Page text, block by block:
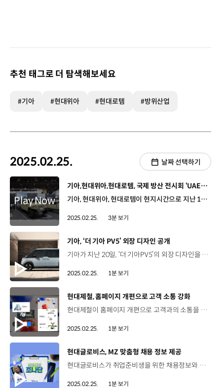
추천 태그로 더 탐색해보세요
#기아 #현대위아 #현대로템 #방위산업
2025.02.25. 날짜 선택하기
[동영상]
기아,현대위아,현대로템, 국제 방산 전시회 ‘UAE IDEX 2025’ 참가
기아, 현대위아, 현대로템이 현지시간으로 지난 17일부터 21일까지 UAE 아부다비에서 개최된 국제 방산 전시회, ‘IDEX 2025’에 참가해 K-방산 기술을 전 세계에 알렸습니다. IDEX는 전 세계 65개국 1,350여 개의 업체들이 참가하는 아프리카, 중동 지역 최대 규모의 국제 방산 전시회인데요. 기아는 이번 전시회에서 프레임과 엔진 등으로만 구성돼 특화된 사용 목적에 따라 다양한 형태로 제작할 수 있는 중형표준차 보닛형 베어샤시와 수심 760mm 하천 도섭, 60% 종경사 및 40% 횡경사 주행, 영하 32도에서의 시동 능력 등을 바탕으로, 다양한 환경에서 군의 안전한 이동을 돕는 소형전술차 2인승 카고를 전시했습니다. 뿐만 아니라 아중동 맞춤형 사양을 갖춘 ‘타스만’도 함께 공개했는데요, IDEX 2025 전용 쇼카 타스만에는 사막색 무광 도장, 스노클, 프론트 범퍼 불바 등 아중동 고객들의 니즈를 바탕으로 한 여러 특수사양이 적용됐습니다. 현대위아는 이번 전시회에서 무게를 줄여 기동성을 높인 기동형 화포체계를 대거 공개했습니다. ‘경량화 105㎜ 자주포’는 기존 자주포보다 긴 약 14㎞의 최대 사거리를 지녔으며, 대형 기동 헬기를 통한 공중 수송도 가능합니다. 현대위아는 이외에도 차량탑재형 81㎜ 박격포, 차량탑재형 대 드론 통합방어 체계(ADS), 원격사격무기통제체계(RCWS) 등을 선보였습니다. 현대로템은 이번 전시회에서 사막 기후와 지형에 특화된 중동형 K2 전차와 국산 파워팩 실물을 동시에 선보였습니다. 먼저, 중동형 K2 전차는 고온의 극한 환경에서도 운용이 가능하도록 개량된 것이 특징인데요, 엔진 냉각성능 향상 뿐만 아니라 적의 대전차 미사일 등을 탐지하고 추적한 뒤 대응탄을 발사해 파괴시키는 ‘하드킬 능동파괴장치(APS)’를 탑재하는 등 현지 맞춤 사양이 적용됐습니다. 또한, 4세대 다목적 무인차량 ‘HR-셰르파’와 장애물개척전차, 30t급 차륜형장갑차 등이 함께 전시됐습니다. 기아, 현대위아, 현대로템은 앞으로도 K-방산의 우수한 역량과 기술력을 알리고 국가 안보에 기여할 계획입니다.
2025.02.25. 3분 보기
[동영상]
기아, ‘더 기아 PV5’ 외장 디자인 공개
기아가 지난 20일, ‘더 기아PV5’의 외장 디자인을 공개했습니다. PV5는 공간에 대한 새로운 개념을 제시할 기아 브랜드 최초의 전용 PBV로, 미래지향적이면서 강인한 이미지를 기반으로 견고함, 대담함, 다재다능함이 느껴지는 외관이 특징입니다. PV5는 다양한 사용성을 고려한 패신저(Passenger), 비즈니스에 최적화된 카고(Cargo), 고객의 세분화된 요구사항에 대응하는 컨버전(Conversion) 모델로 운영되는데요. 기아는 PV5를 고객 니즈에 맞는 혁신적인 솔루션을 제공하기 위해 다양한 모델로 운영하고 보다 효율적인 차량 내 경험을 제공해 갈 계획입니다.
2025.02.25. 1분 보기
[동영상]
현대제철, 홈페이지 개편으로 고객 소통 강화
현대제철이 홈페이지 개편으로 고객과의 소통을 더욱 강화합니다. 현대제철은 새로운 홈페이지에 현대제철의 70년 역사와 혁신성, 미래 비전 등을 담았는데요. 단순화된 메뉴 구조와 직관적인 접근 체계를 도입해 원하는 정보를 빠르게 찾아 현대제철과 철강업에 대한 이해도를 높이는 것은 물론 다이어그램 등 다양한 비주얼 콘텐츠와 인터랙티브 요소를 도입해 직관적이고 몰입감 있는 사용자 경험을 제공합니다.
2025.02.25. 1분 보기
[동영상]
현대글로비스, MZ 맞춤형 채용 정보 제공
현대글로비스가 취업준비생을 위한 채용정보와 기업문화를 알리는 다양한 지원 활동을 펼치고 있습니다. 현대글로비스는 유튜브를 통해 인플루언서 ‘조나단’과 찍은 신입사원 체험기 영상 두 편을 업로드하고 취준생과의 소통에 나섰는데요. 영상은 조나단이 현대글로비스의 물류, 해운, 유통, 신성장동력 등 전 사업 영역에서 새내기를 벗어나 정예사원으로 거듭나는 콘셉트로 구성됐으며, 일일 신입사원 조나단과 서울숲을 누비며 현대글로비스에 관한 취준생들의 궁금증을 재치 있게 풀어냈습니다.
2025.02.25. 1분 보기